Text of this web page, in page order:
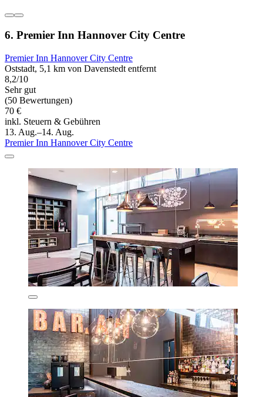
6. Premier Inn Hannover City Centre
Premier Inn Hannover City Centre
Oststadt, 5,1 km von Davenstedt entfernt
8,2/10
Sehr gut
(50 Bewertungen)
70 €
inkl. Steuern & Gebühren
13. Aug.–14. Aug.
Premier Inn Hannover City Centre